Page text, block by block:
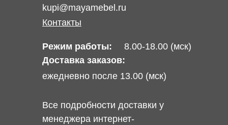
Режим работы:
Доставка заказов:
kupi@mayamebel.ru
Все подробности доставки у
менеджера интернет-
ежедневно после 13.00 (мск)
8.00-18.00 (мск)
Контакты